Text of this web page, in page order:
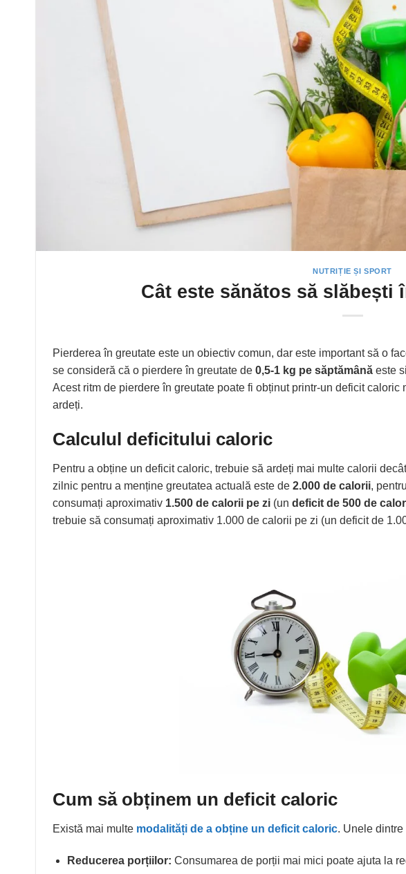
NUTRIȚIE ȘI SPORT
Cât este sănătos să slăbești
Pierderea în greutate este un obiectiv comun, dar este important să o
se consideră că o pierdere în greutate de 0,5-1 kg pe săptămână este
Acest ritm de pierdere în greutate poate fi obținut printr-un deficit
ardeți.
Calculul deficitului caloric
Pentru a obține un deficit caloric, trebuie să ardeți mai multe calorii
zilnic pentru a menține greutatea actuală este de 2.000 de calorii,
consumați aproximativ 1.500 de calorii pe zi (un deficit de 500 de
trebuie să consumați aproximativ 1.000 de calorii pe zi (un deficit de
Cum să obținem un deficit caloric
Există mai multe modalități de a obține un deficit caloric. Unele
Reducerea porțiilor: Consumarea de porții mai mici poate ajuta la